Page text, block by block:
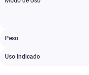
Peso
Uso Indicado